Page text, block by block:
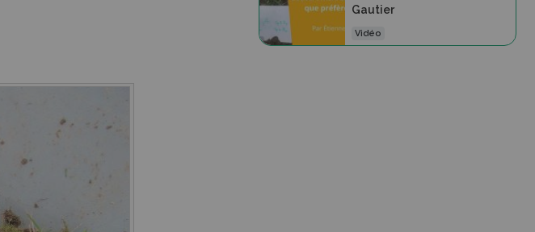
Gautier
Vidéo